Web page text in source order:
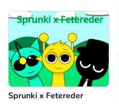
Sprunki x Fetereder